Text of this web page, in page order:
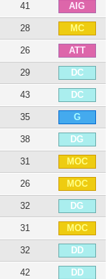
41 AIG
28 MC
26 ATT
29 DC
43 DC
35 G
38 DG
31 MOC
26 MOC
32 DG
31 MOC
32 DD
42 DD